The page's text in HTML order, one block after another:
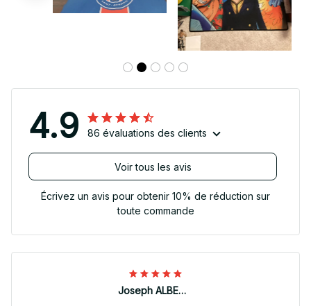
4.9 86 évaluations des clients
Voir tous les avis
Écrivez un avis pour obtenir 10% de réduction sur
toute commande
Joseph ALBERTINI